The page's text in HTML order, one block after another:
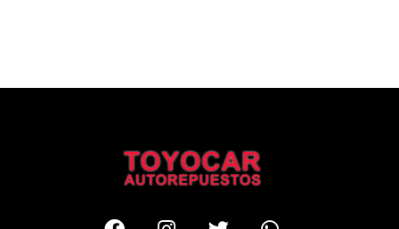
FacebookInstagram
TwitterWhatsapp